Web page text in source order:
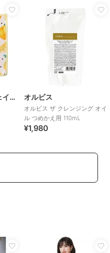
ラブラリー バイ フェイラー オルビス
オルビス ザ クレンジング オイ
ル つめかえ用 110mL
¥1,980